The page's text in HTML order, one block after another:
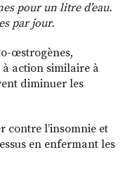
pour un litre d’eau.
par jour.
œstrogènes,
à action similaire à
diminuer les
contre l’insomnie et
en enfermant les